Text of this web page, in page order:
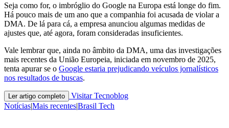
Seja como for, o imbróglio do Google na Europa está longe do fim.
Há pouco mais de um ano que a companhia foi acusada de violar a
DMA. De lá para cá, a empresa anunciou algumas medidas de
ajustes que, até agora, foram consideradas insuficientes.
Vale lembrar que, ainda no âmbito da DMA, uma das investigações
mais recentes da União Europeia, iniciada em novembro de 2025,
tenta apurar se o Google estaria prejudicando veículos jornalísticos
nos resultados de buscas.
Ler artigo completo
Visitar Tecnoblog
Notícias|Mais recentes|Brasil Tech